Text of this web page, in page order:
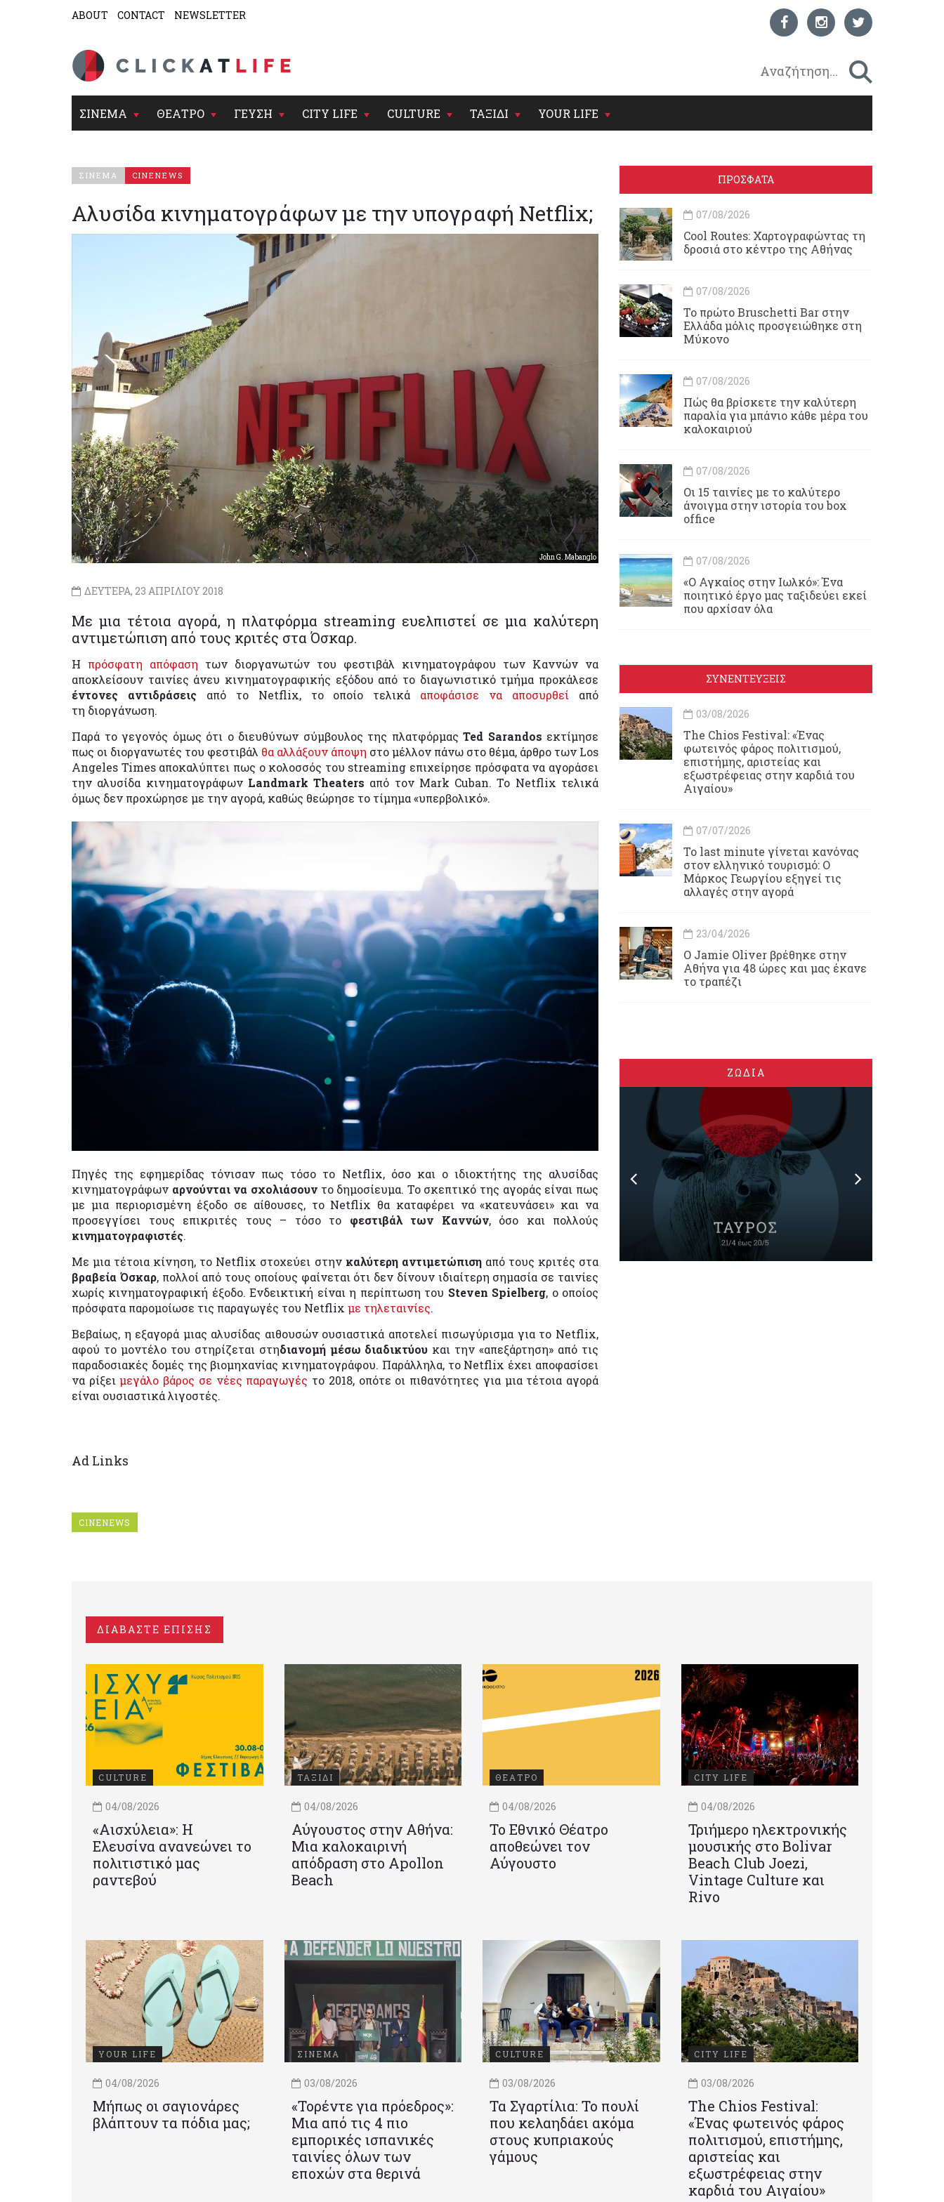
ABOUT CONTACT NEWSLETTER
ΣΙΝΕΜΑ ΘΕΑΤΡΟ ΓΕΥΣΗ CITY LIFE CULTURE ΤΑΞΙΔΙ YOUR LIFE
ΣΙΝΕΜΑ CINENEWS
Αλυσίδα κινηματογράφων με την υπογραφή Netflix;
John G. Mabanglo
ΔΕΥΤΕΡΑ, 23 ΑΠΡΙΛΙΟΥ 2018
Με μια τέτοια αγορά, η πλατφόρμα streaming ευελπιστεί σε μια καλύτερη
αντιμετώπιση από τους κριτές στα Όσκαρ.
Η πρόσφατη απόφαση των διοργανωτών του φεστιβάλ κινηματογράφου των Καννών να
αποκλείσουν ταινίες άνευ κινηματογραφικής εξόδου από το διαγωνιστικό τμήμα προκάλεσε
έντονες αντιδράσεις από το Netflix, το οποίο τελικά αποφάσισε να αποσυρθεί από
τη διοργάνωση.
Παρά το γεγονός όμως ότι ο διευθύνων σύμβουλος της πλατφόρμας Ted Sarandos εκτίμησε
πως οι διοργανωτές του φεστιβάλ θα αλλάξουν άποψη στο μέλλον πάνω στο θέμα, άρθρο των Los
Angeles Times αποκαλύπτει πως ο κολοσσός του streaming επιχείρησε πρόσφατα να αγοράσει
την αλυσίδα κινηματογράφων Landmark Theaters από τον Mark Cuban. Το Netflix τελικά
όμως δεν προχώρησε με την αγορά, καθώς θεώρησε το τίμημα «υπερβολικό».
Πηγές της εφημερίδας τόνισαν πως τόσο το Netflix, όσο και ο ιδιοκτήτης της αλυσίδας
κινηματογράφων αρνούνται να σχολιάσουν το δημοσίευμα. Το σκεπτικό της αγοράς είναι πως
με μια περιορισμένη έξοδο σε αίθουσες, το Netflix θα καταφέρει να «κατευνάσει» και να
προσεγγίσει τους επικριτές τους – τόσο το φεστιβάλ των Καννών, όσο και πολλούς
κινηματογραφιστές.
Με μια τέτοια κίνηση, το Netflix στοχεύει στην καλύτερη αντιμετώπιση από τους κριτές στα
βραβεία Όσκαρ, πολλοί από τους οποίους φαίνεται ότι δεν δίνουν ιδιαίτερη σημασία σε ταινίες
χωρίς κινηματογραφική έξοδο. Ενδεικτική είναι η περίπτωση του Steven Spielberg, ο οποίος
πρόσφατα παρομοίωσε τις παραγωγές του Netflix με τηλεταινίες.
Βεβαίως, η εξαγορά μιας αλυσίδας αιθουσών ουσιαστικά αποτελεί πισωγύρισμα για το Netflix,
αφού το μοντέλο του στηρίζεται στηδιανομή μέσω διαδικτύου και την «απεξάρτηση» από τις
παραδοσιακές δομές της βιομηχανίας κινηματογράφου. Παράλληλα, το Netflix έχει αποφασίσει
να ρίξειμεγάλο βάρος σε νέες παραγωγές το 2018, οπότε οι πιθανότητες για μια τέτοια αγορά
είναι ουσιαστικά λιγοστές.
Ad Links
CINENEWS
ΠΡΟΣΦΑΤΑ
07/08/2026
Cool Routes: Χαρτογραφώντας τη
δροσιά στο κέντρο της Αθήνας
07/08/2026
Το πρώτο Bruschetti Bar στην
Ελλάδα μόλις προσγειώθηκε στη
Μύκονο
07/08/2026
Πώς θα βρίσκετε την καλύτερη
παραλία για μπάνιο κάθε μέρα του
καλοκαιριού
07/08/2026
Οι 15 ταινίες με το καλύτερο
άνοιγμα στην ιστορία του box
office
07/08/2026
«Ο Αγκαίος στην Ιωλκό»: Ένα
ποιητικό έργο μας ταξιδεύει εκεί
που αρχίσαν όλα
ΣΥΝΕΝΤΕΥΞΕΙΣ
03/08/2026
Τhe Chios Festival: «Ένας
φωτεινός φάρος πολιτισμού,
επιστήμης, αριστείας και
εξωστρέφειας στην καρδιά του
Αιγαίου»
07/07/2026
Το last minute γίνεται κανόνας
στον ελληνικό τουρισμό: Ο
Μάρκος Γεωργίου εξηγεί τις
αλλαγές στην αγορά
23/04/2026
Ο Jamie Oliver βρέθηκε στην
Αθήνα για 48 ώρες και μας έκανε
το τραπέζι
ΖΩΔΙΑ
ΔΙΑΒΑΣΤΕ ΕΠΙΣΗΣ
CULTURE
04/08/2026
«Αισχύλεια»: Η
Ελευσίνα ανανεώνει το
πολιτιστικό μας
ραντεβού
ΤΑΞΙΔΙ
04/08/2026
Αύγουστος στην Αθήνα:
Μια καλοκαιρινή
απόδραση στο Apollon
Beach
ΘΕΑΤΡΟ
04/08/2026
Το Εθνικό Θέατρο
αποθεώνει τον
Αύγουστο
CITY LIFE
04/08/2026
Τριήμερο ηλεκτρονικής
μουσικής στο Bolivar
Beach Club Joezi,
Vintage Culture και
Rivo
YOUR LIFE
04/08/2026
Μήπως οι σαγιονάρες
βλάπτουν τα πόδια μας;
ΣΙΝΕΜΑ
03/08/2026
«Τορέντε για πρόεδρος»:
Mια από τις 4 πιο
εμπορικές ισπανικές
ταινίες όλων των
εποχών στα θερινά
CULTURE
03/08/2026
Τα Σγαρτίλια: Το πουλί
που κελαηδάει ακόμα
στους κυπριακούς
γάμους
CITY LIFE
03/08/2026
Τhe Chios Festival:
«Ένας φωτεινός φάρος
πολιτισμού, επιστήμης,
αριστείας και
εξωστρέφειας στην
καρδιά του Αιγαίου»